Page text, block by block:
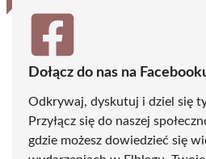
Dołącz do nas na
Odkrywaj, dyskutuj i dziel się
Przyłącz się do naszej
gdzie możesz dowiedzieć się